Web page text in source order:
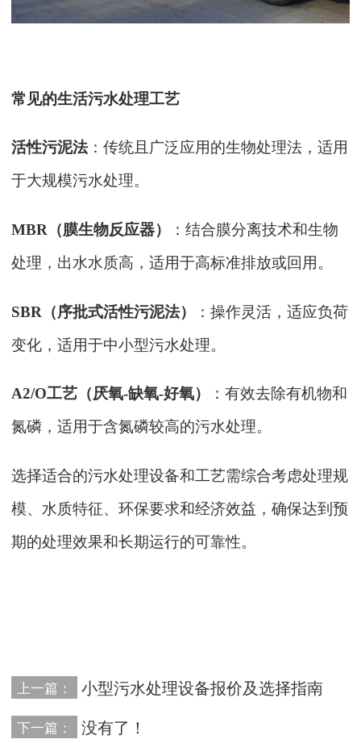
常见的生活污水处理工艺
活性污泥法：传统且广泛应用的生物处理法，适用
于大规模污水处理。
MBR（膜生物反应器）
：结合膜分离技术和生物
处理，出水水质高，适用于高标准排放或回用。
SBR（序批式活性污泥法）
：操作灵活，适应负荷
变化，适用于中小型污水处理。
A2/O工艺（厌氧-缺氧-好氧）
：有效去除有机物和
氮磷，适用于含氮磷较高的污水处理。
选择适合的污水处理设备和工艺需综合考虑处理规
模、水质特征、环保要求和经济效益，确保达到预
期的处理效果和长期运行的可靠性。
上一篇： 小型污水处理设备报价及选择指南
下一篇： 没有了！